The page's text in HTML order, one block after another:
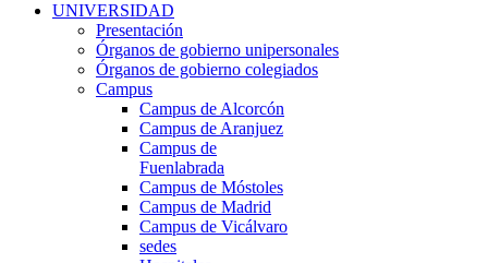
UNIVERSIDAD
Presentación
Órganos de gobierno unipersonales
Órganos de gobierno colegiados
Campus
Campus de Alcorcón
Campus de Aranjuez
Campus de
Fuenlabrada
Campus de Móstoles
Campus de Madrid
Campus de Vicálvaro
sedes